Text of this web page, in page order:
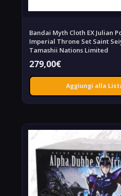
Bandai Myth Cloth EX Julian
Imperial Throne Set Saint
Tamashii Nations Limited
279,00€
Aggiungi alla